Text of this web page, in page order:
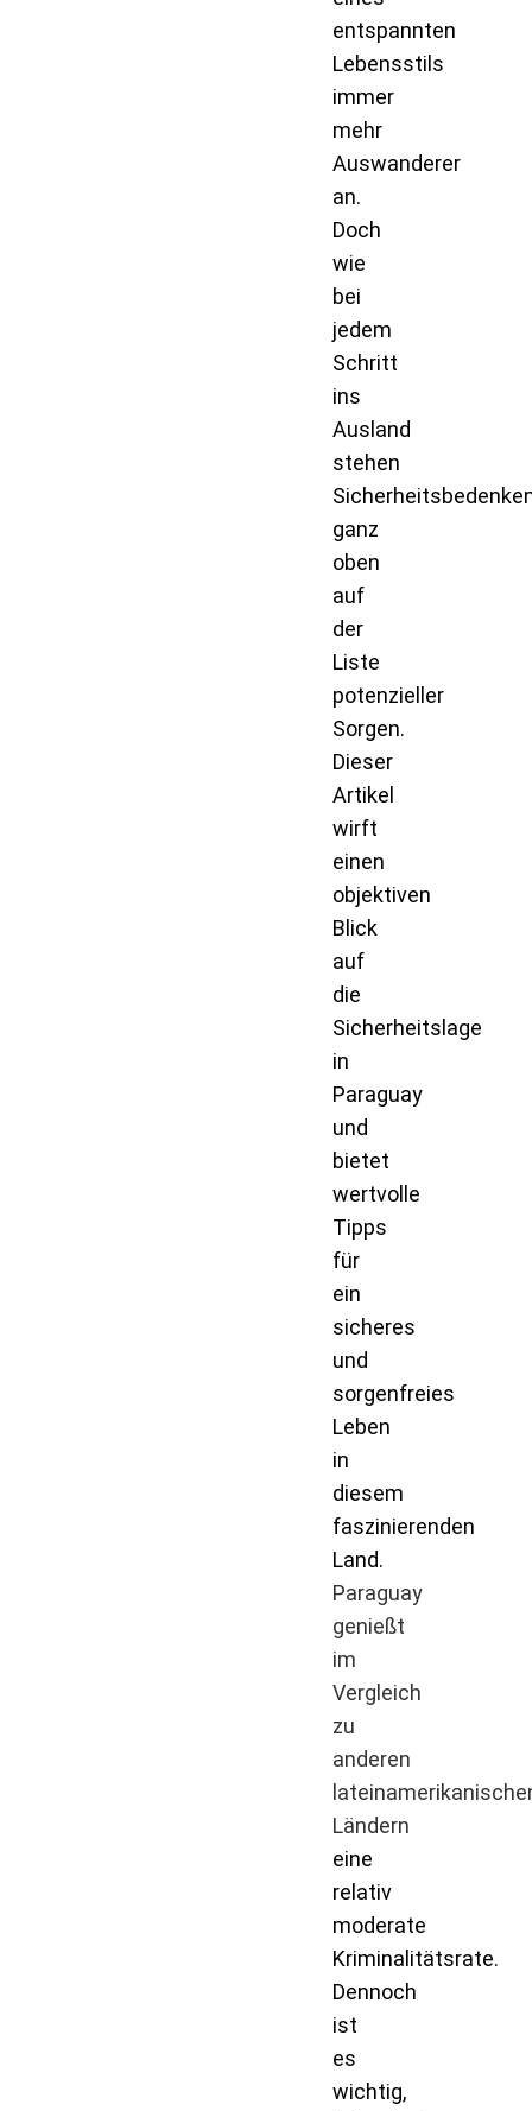
entspannten
Lebensstils
immer
mehr
Auswanderer
an.
Doch
wie
bei
jedem
Schritt
ins
Ausland
stehen
ganz
oben
auf
der
Liste
potenzieller
Sorgen.
Dieser
Artikel
wirft
einen
objektiven
Blick
auf
die
Sicherheitslage
in
Paraguay
und
bietet
wertvolle
Tipps
für
ein
sicheres
und
sorgenfreies
Leben
in
diesem
faszinierenden
Land.
Paraguay
genießt
im
Vergleich
zu
anderen
Ländern
eine
relativ
moderate
Kriminalitätsrate.
Dennoch
ist
es
wichtig,